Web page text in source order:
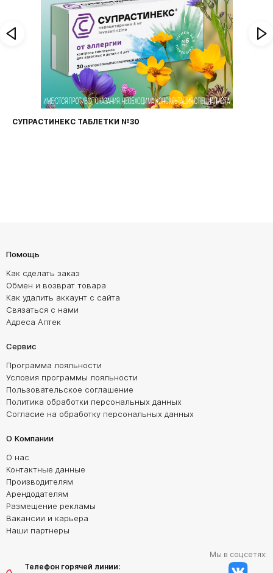
ФАРИНГОСЕПТ ТАБЛЕТКИ №20
Помощь
Как сделать заказ
Обмен и возврат товара
Как удалить аккаунт с сайта
Связаться с нами
Адреса Аптек
Сервис
Программа лояльности
Условия программы лояльности
Пользовательское соглашение
Политика обработки персональных данных
Согласие на обработку персональных данных
О Компании
О нас
Контактные данные
Производителям
Арендодателям
Размещение рекламы
Вакансии и карьера
Наши партнеры
Телефон горячей линии:
Мы в соцсетях: